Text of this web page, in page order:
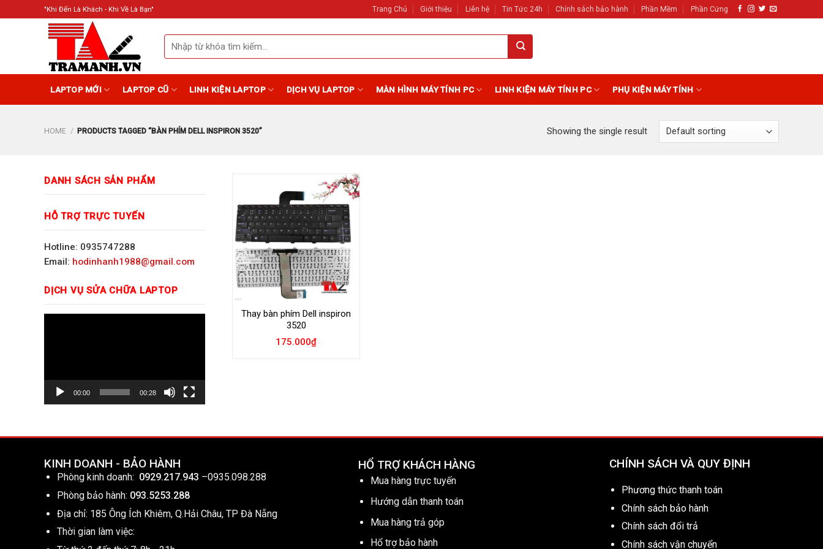
to
"Khi Đến Là Khách - Khi Về Là Bạn" Trang Chủ Giới thiệu Liên hệ Tin Tức 24h Chính sách bảo hành Phần Mềm Phần Cứng
Search
for:
LAPTOP MỚI LAPTOP CŨ LINH KIỆN LAPTOP DỊCH VỤ LAPTOP MÀN HÌNH MÁY TÍNH PC LINH KIỆN MÁY TÍNH PC PHỤ KIỆN MÁY TÍNH
HOME / PRODUCTS TAGGED “BÀN PHÍM DELL INSPIRON 3520” Showing the single result
DANH SÁCH SẢN PHẨM
HỖ TRỢ TRỰC TUYẾN
Hotline: 0935747288
Email: hodinhanh1988@gmail.com
DỊCH VỤ SỬA CHỮA LAPTOP
00:00 00:28
Add to
Wishlist
Thay bàn phím Dell inspiron
3520
175.000₫
KINH DOANH - BẢO HÀNH
Phòng kinh doanh: 0929.217.943 –0935.098.288
Phòng bảo hành: 093.5253.288
Địa chỉ: 185 Ông Ích Khiêm, Q.Hải Châu, TP Đà Nẵng
Thời gian làm việc:
HỔ TRỢ KHÁCH HÀNG
Mua hàng trực tuyến
Hướng dẫn thanh toán
Mua hàng trả góp
Hổ trợ bảo hành
CHÍNH SÁCH VÀ QUY ĐỊNH
Phương thức thanh toán
Chính sách bảo hành
Chính sách đổi trả
Chính sách vận chuyển